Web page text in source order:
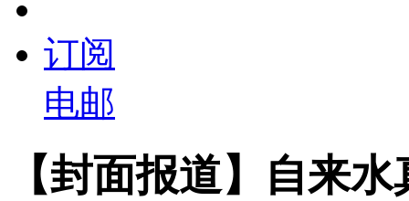
订阅
电邮
【封面报道】自来